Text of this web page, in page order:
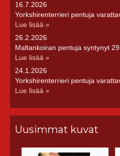
16.7.2026
Yorkshirenterrieri pentuja
Lue lisää »
26.2.2026
Maltankoiran pentuja syntynyt
Lue lisää »
24.1.2026
Yorkshirenterrieri pentuja
Lue lisää »
Uusimmat kuvat